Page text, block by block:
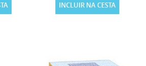
INCLUIR NA CESTA